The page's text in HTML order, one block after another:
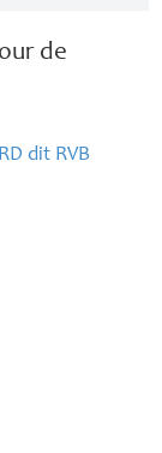
de
dit RVB